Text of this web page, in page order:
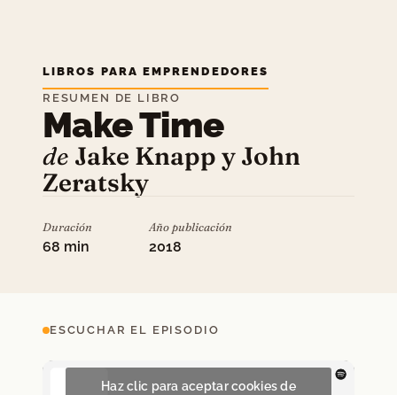
LIBROS PARA EMPRENDEDORES
RESUMEN DE LIBRO
Make Time
de Jake Knapp y John
Zeratsky
Duración
68 min
Año publicación
2018
ESCUCHAR EL EPISODIO
Haz clic para aceptar cookies de